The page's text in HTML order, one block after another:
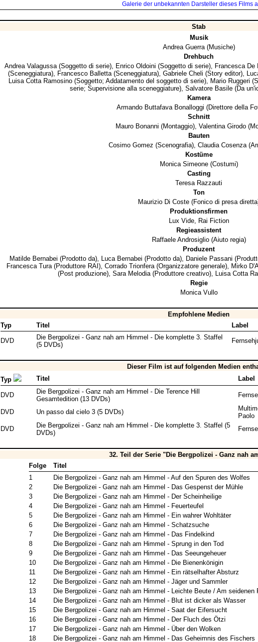
Galerie der unbekannten Darsteller dieses Films
Stab
Musik
Andrea Guerra(Musiche)
Drehbuch
Andrea Valagussa(Soggetto di serie), Enrico Oldoini (Soggetto di serie), Francesca De
(Sceneggiatura), Francesco Balletta(Sceneggiatura), Gabriele Cheli (Story editor),
Luisa Cotta Ramosino (Soggetto; Addatamento del soggetto di serie), Mario Ruggeri
serie; Supervisione alla sceneggiature), Salvatore Basile(Da
Kamera
Armando Buttafava Bonalloggi (Direttore della
Schnitt
Mauro Bonanni (Montaggio), Valentina Girodo
Bauten
Cosimo Gomez (Scenografia), Claudia Cosenza
Kostüme
Monica Simeone(Costumi)
Casting
Teresa Razzauti
Ton
Maurizio Di Coste (Fonico di presa
Produktionsfirmen
Lux Vide, Rai Fiction
Regieassistent
Raffaele Androsiglio(Aiuto regia)
Produzent
Matilde Bernabei (Prodotto da), Luca Bernabei (Prodotto da), Daniele Passani
Francesca Tura(Produttore RAI), Corrado Trionfera(Organizzatore generale), Mirko
(Post produzione), Sara Melodia(Produttore creativo), Luisa Cotta
Regie
Monica Vullo
Empfohlene Medien
Typ
Titel Label
DVD
Die Bergpolizei - Ganz nah am Himmel - Die komplette 3. Staffel
(5 DVDs)
Dieser Film ist auf folgenden Medien
Typ
Titel Label
DVD
Die Bergpolizei - Ganz nah am Himmel - Die Terence Hill
Gesamtedition (13 DVDs)
DVD Un passo dal cielo 3 (5 DVDs)
Paolo
DVD
Die Bergpolizei - Ganz nah am Himmel - Die komplette 3. Staffel (5
DVDs)
32. Teil der Serie "Die Bergpolizei - Ganz nah
Folge
Titel
1
Die Bergpolizei - Ganz nah am Himmel - Auf den Spuren des Wolfes
2
Die Bergpolizei - Ganz nah am Himmel - Das Gespenst der Mühle
3
Die Bergpolizei - Ganz nah am Himmel - Der Scheinheilige
4
Die Bergpolizei - Ganz nah am Himmel - Feuerteufel
5
Die Bergpolizei - Ganz nah am Himmel - Ein wahrer Wohltäter
6
Die Bergpolizei - Ganz nah am Himmel - Schatzsuche
7
Die Bergpolizei - Ganz nah am Himmel - Das Findelkind
8
Die Bergpolizei - Ganz nah am Himmel - Sprung in den Tod
9
Die Bergpolizei - Ganz nah am Himmel - Das Seeungeheuer
10
Die Bergpolizei - Ganz nah am Himmel - Die Bienenkönigin
11
Die Bergpolizei - Ganz nah am Himmel - Ein rätselhafter Absturz
12
Die Bergpolizei - Ganz nah am Himmel - Jäger und Sammler
13
Die Bergpolizei - Ganz nah am Himmel - Leichte Beute / Am seidenen
14
Die Bergpolizei - Ganz nah am Himmel - Blut ist dicker als Wasser
15
Die Bergpolizei - Ganz nah am Himmel - Saat der Eifersucht
16
Die Bergpolizei - Ganz nah am Himmel - Der Fluch des Ötzi
17
Die Bergpolizei - Ganz nah am Himmel - Über den Wolken
18
Die Bergpolizei - Ganz nah am Himmel - Das Geheimnis des Fischers